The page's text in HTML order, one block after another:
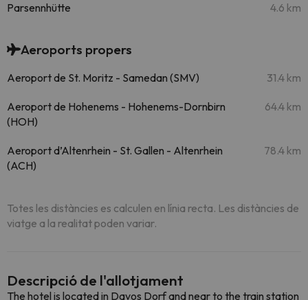
Parsennhütte 4.6 km
Aeroports propers
Aeroport de St. Moritz - Samedan (SMV) 31.4 km
Aeroport de Hohenems - Hohenems-Dornbirn
(HOH)
64.4 km
Aeroport d’Altenrhein - St. Gallen - Altenrhein
(ACH)
78.4 km
Totes les distàncies es calculen en línia recta. Les distàncies de
viatge a la realitat poden variar.
Descripció de l'allotjament
The hotel is located in Davos Dorf and near to the train station